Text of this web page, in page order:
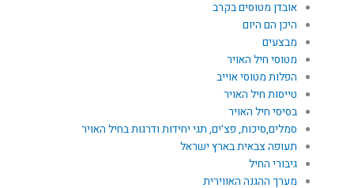
אובדן מטוסים בקרב
היכן הם היום
מבצעים
מטוסי חיל האויר
הפלות מטוסי אוייב
טייסות חיל האויר
בסיסי חיל האויר
סמלים,סיכות, פצ'ים, תגי יחידות ודרגות בחיל האויר
תעופה צבאית בארץ ישראל
גיבורי החיל
מערך ההגנה האווירית